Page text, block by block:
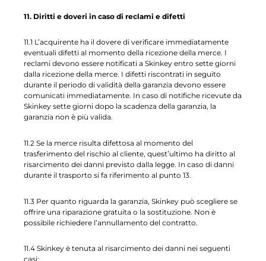
11. Diritti e doveri in caso di reclami e difetti
11.1 L’acquirente ha il dovere di verificare immediatamente
eventuali difetti al momento della ricezione della merce. I
reclami devono essere notificati a Skinkey entro sette giorni
dalla ricezione della merce. I difetti riscontrati in seguito
durante il periodo di validità della garanzia devono essere
comunicati immediatamente. In caso di notifiche ricevute da
Skinkey sette giorni dopo la scadenza della garanzia, la
garanzia non è più valida.
11.2 Se la merce risulta difettosa al momento del
trasferimento del rischio al cliente, quest’ultimo ha diritto al
risarcimento dei danni previsto dalla legge. In caso di danni
durante il trasporto si fa riferimento al punto 13.
11.3 Per quanto riguarda la garanzia, Skinkey può scegliere se
offrire una riparazione gratuita o la sostituzione. Non è
possibile richiedere l’annullamento del contratto.
11.4 Skinkey è tenuta al risarcimento dei danni nei seguenti
casi: